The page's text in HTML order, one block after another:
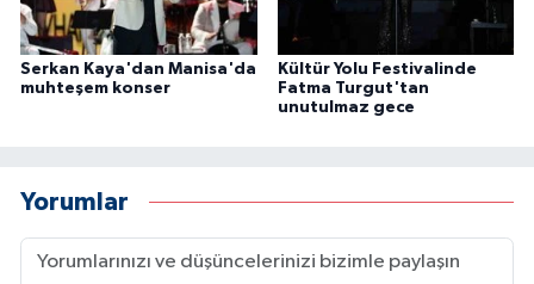
Serkan Kaya'dan Manisa'da
muhteşem konser
Kültür Yolu Festivalinde
Fatma Turgut'tan
unutulmaz gece
Yorumlar